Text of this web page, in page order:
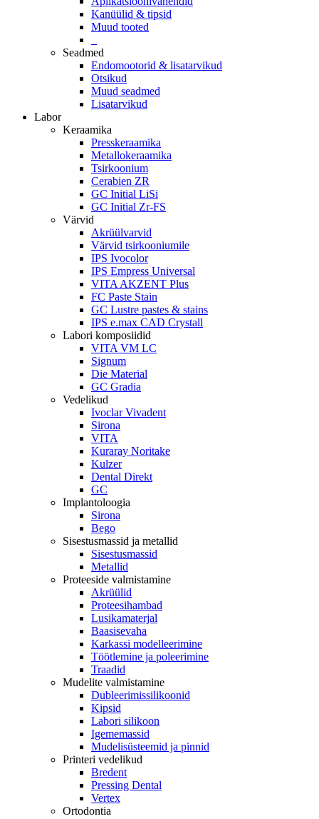
Kanüülid & tipsid
Muud tooted
Seadmed
Endomootorid & lisatarvikud
Otsikud
Muud seadmed
Lisatarvikud
Labor
Keraamika
Presskeraamika
Metallokeraamika
Tsirkoonium
Cerabien ZR
GC Initial LiSi
GC Initial Zr-FS
Värvid
Akrüülvarvid
Värvid tsirkooniumile
IPS Ivocolor
IPS Empress Universal
VITA AKZENT Plus
FC Paste Stain
GC Lustre pastes & stains
IPS e.max CAD Crystall
Labori komposiidid
VITA VM LC
Signum
Die Material
GC Gradia
Vedelikud
Ivoclar Vivadent
Sirona
VITA
Kuraray Noritake
Kulzer
Dental Direkt
GC
Implantoloogia
Sirona
Bego
Sisestusmassid ja metallid
Sisestusmassid
Metallid
Proteeside valmistamine
Akrüülid
Proteesihambad
Lusikamaterjal
Baasisevaha
Karkassi modelleerimine
Töötlemine ja poleerimine
Traadid
Mudelite valmistamine
Dubleerimissilikoonid
Kipsid
Labori silikoon
Igememassid
Mudelisüsteemid ja pinnid
Printeri vedelikud
Bredent
Pressing Dental
Vertex
Ortodontia